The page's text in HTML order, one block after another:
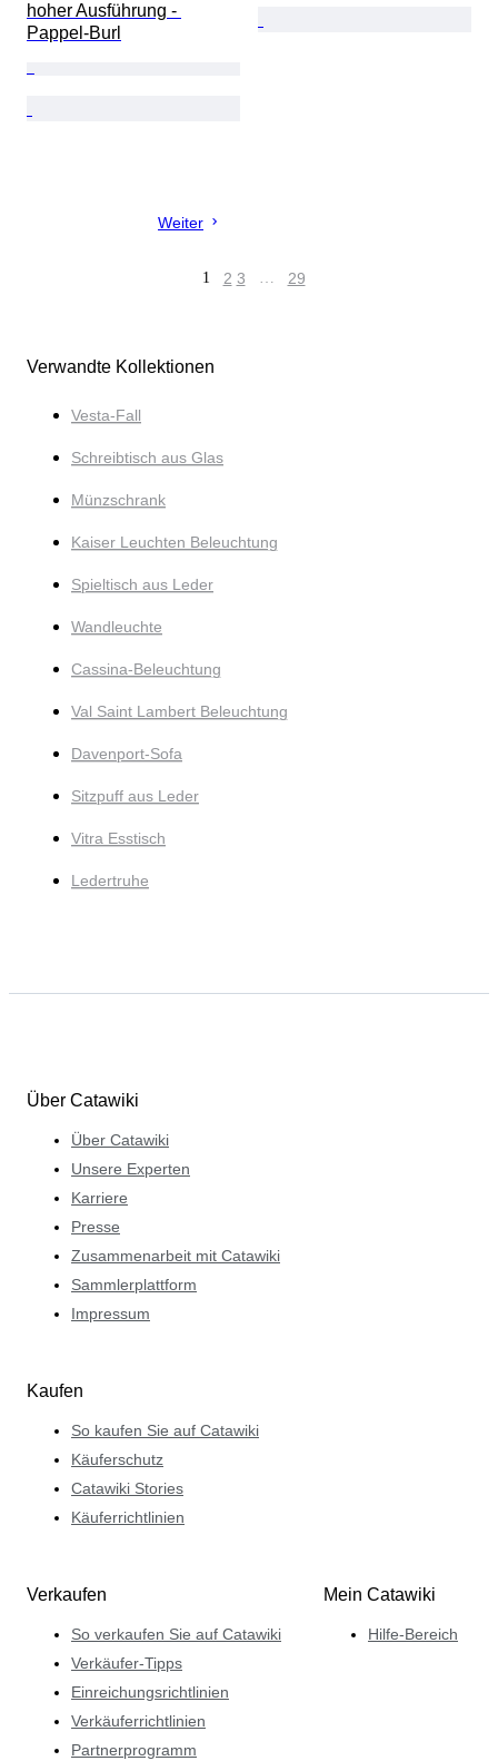
hoher Ausführung -
Pappel-Burl
Weiter
1 2 3 … 29
Verwandte Kollektionen
Vesta-Fall
Schreibtisch aus Glas
Münzschrank
Kaiser Leuchten Beleuchtung
Spieltisch aus Leder
Wandleuchte
Cassina-Beleuchtung
Val Saint Lambert Beleuchtung
Davenport-Sofa
Sitzpuff aus Leder
Vitra Esstisch
Ledertruhe
Über Catawiki
Über Catawiki
Unsere Experten
Karriere
Presse
Zusammenarbeit mit Catawiki
Sammlerplattform
Impressum
Kaufen
So kaufen Sie auf Catawiki
Käuferschutz
Catawiki Stories
Käuferrichtlinien
Verkaufen
So verkaufen Sie auf Catawiki
Verkäufer-Tipps
Einreichungsrichtlinien
Verkäuferrichtlinien
Partnerprogramm
Mein Catawiki
Hilfe-Bereich